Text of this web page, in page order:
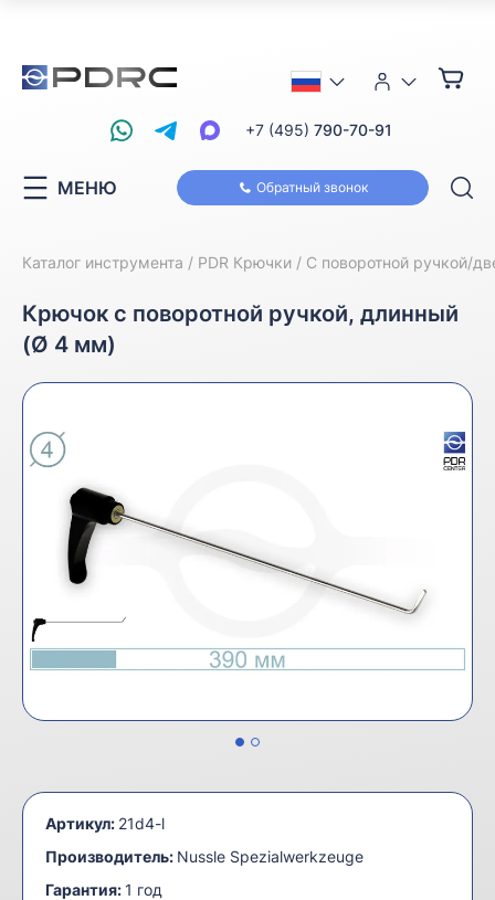
Обратный звонок
+7 (495) 790-70-91
МЕНЮ
Каталог инструмента PDR Крючки С поворотной ручкой/
Крючок с поворотной ручкой, длинный
(Ø 4 мм)
Артикул: 21d4-l
Производитель: Nussle Spezialwerkzeuge
Гарантия: 1 год